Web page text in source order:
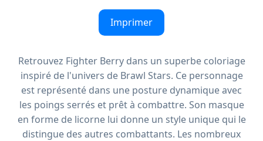
Imprimer
Retrouvez Fighter Berry dans un superbe coloriage
inspiré de l'univers de Brawl Stars. Ce personnage
est représenté dans une posture dynamique avec
les poings serrés et prêt à combattre. Son masque
en forme de licorne lui donne un style unique qui le
distingue des autres combattants. Les nombreux